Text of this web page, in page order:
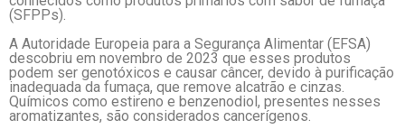
(SFPPs).
A Autoridade Europeia para a Segurança Alimentar (EFSA)
descobriu em novembro de 2023 que esses produtos
podem ser genotóxicos e causar câncer, devido à purificação
inadequada da fumaça, que remove alcatrão e cinzas.
Químicos como estireno e benzenodiol, presentes nesses
aromatizantes, são considerados cancerígenos.